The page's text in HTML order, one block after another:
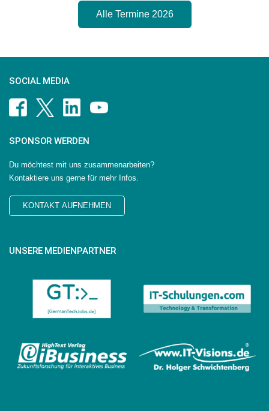
Alle Termine 2026
SOCIAL MEDIA
SPONSOR WERDEN
Du möchtest mit uns zusammenarbeiten?
Kontaktiere uns gerne für mehr Infos.
KONTAKT AUFNEHMEN
UNSERE MEDIENPARTNER